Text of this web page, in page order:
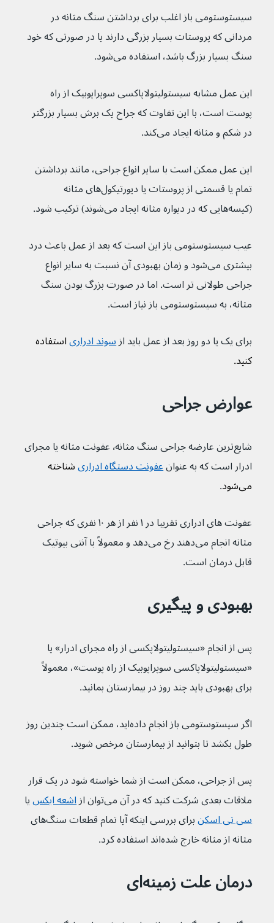
سیستوستومی باز اغلب برای برداشتن سنگ مثانه در
مردانی که پروستات بسیار بزرگی دارند یا در صورتی که خود
سنگ بسیار بزرگ باشد، استفاده می‌شود.
این عمل مشابه سیستولیتولاپاکسی سوپراپوبیک از راه
پوست است، با این تفاوت که جراح یک برش بسیار بزرگتر
در شکم و مثانه ایجاد می‌کند.
این عمل ممکن است با سایر انواع جراحی، مانند برداشتن
تمام یا قسمتی از پروستات یا دیورتیکول‌های مثانه
(کیسه‌هایی که در دیواره مثانه ایجاد می‌شوند) ترکیب شود.
عیب سیستوستومی باز این است که بعد از عمل باعث درد
بیشتری می‌شود و زمان بهبودی آن نسبت به سایر انواع
جراحی طولانی تر است. اما در صورت بزرگ بودن سنگ
مثانه، به سیستوستومی باز نیاز است.
برای یک یا دو روز بعد از عمل باید از سوند ادراری استفاده
کنید.
عوارض جراحی
شایع‌ترین عارضه جراحی سنگ مثانه٬ عفونت مثانه یا مجرای
ادرار است که به عنوان عفونت دستگاه ادراری شناخته
می‌شود
.
عفونت های ادراری تقریبا در ۱ نفر از هر ۱۰ نفری که جراحی
مثانه انجام می‌دهند رخ می‌دهد و معمولاً با آنتی بیوتیک
قابل درمان است.
بهبودی و پیگیری
پس از انجام «سیستولیتولاپکسی از راه مجرای ادرار» یا
«سیستولیتولاپاکسی سوپراپوبیک از راه پوست»، معمولاً
برای بهبودی باید چند روز در بیمارستان بمانید.
اگر سیستوستومی باز انجام داده‌اید، ممکن است چندین روز
طول بکشد تا بتوانید از بیمارستان مرخص شوید.
پس از جراحی، ممکن است از شما خواسته شود در یک قرار
ملاقات بعدی شرکت کنید که در آن می‌توان از
اشعه ایکسیا
سی تی اسکن
برای بررسی اینکه آیا تمام قطعات سنگ‌های
مثانه از مثانه خارج شده‌اند استفاده کرد.
درمان علت زمینه‌ای